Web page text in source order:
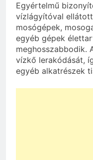
Egyértelmű
vízlágyítóval
mosógépek,
egyéb gépek
meghosszabbodik.
vízkő lerakódását,
egyéb alkatrészek